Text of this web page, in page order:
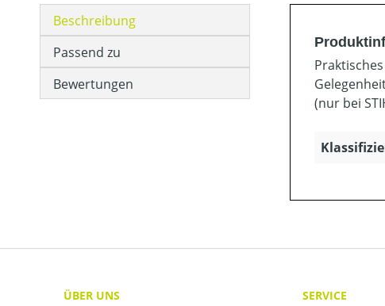
Beschreibung
Passend zu
Bewertungen
(nur bei
ÜBER UNS
SERVICE